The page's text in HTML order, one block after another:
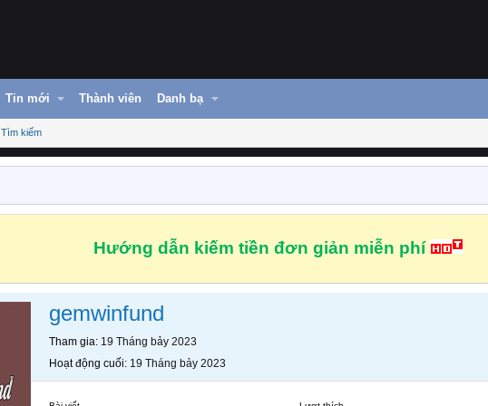
Tin mới Thành viên Danh bạ
Tìm kiếm
Hướng dẫn kiếm tiền đơn giản miễn phí
gemwinfund
Tham gia 19 Tháng bảy 2023
Hoạt động cuối 19 Tháng bảy 2023